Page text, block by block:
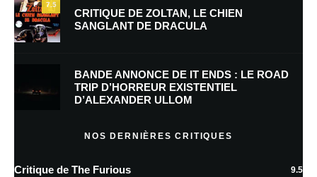
Enregistrer mon nom, mon e-mail et mon site dans le navigateur pour
mon prochain commentaire.
plus sur la façon dont les données de vos commentaires sont
7.5
CRITIQUE DE ZOLTAN, LE CHIEN
SANGLANT DE DRACULA
BANDE ANNONCE DE IT ENDS : LE ROAD
TRIP D’HORREUR EXISTENTIEL
D’ALEXANDER ULLOM
NOS DERNIÈRES CRITIQUES
Critique de The Furious 9.5